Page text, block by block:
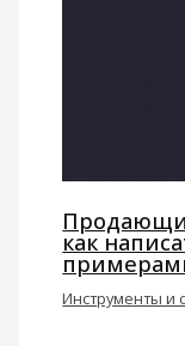
как
Инструменты и